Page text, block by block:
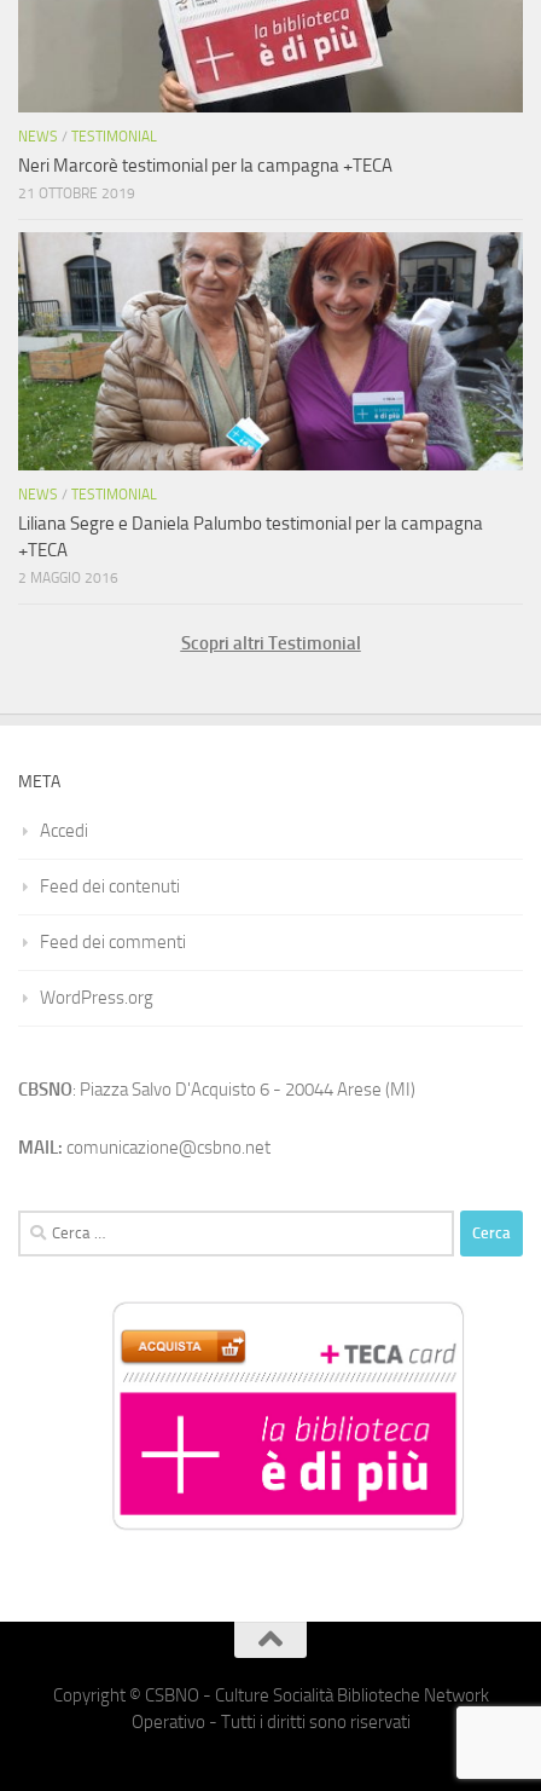
NEWS / TESTIMONIAL
Neri Marcorè testimonial per la campagna +TECA
21 OTTOBRE 2019
NEWS / TESTIMONIAL
Liliana Segre e Daniela Palumbo testimonial per la campagna
+TECA
2 MAGGIO 2016
Scopri altri Testimonial
META
Accedi
Feed dei contenuti
Feed dei commenti
WordPress.org
CBSNO: Piazza Salvo D'Acquisto 6 - 20044 Arese (MI)
MAIL: comunicazione@csbno.net
Ricerca
per:
Copyright © CSBNO - Culture Socialità Biblioteche Network
Operativo - Tutti i diritti sono riservati